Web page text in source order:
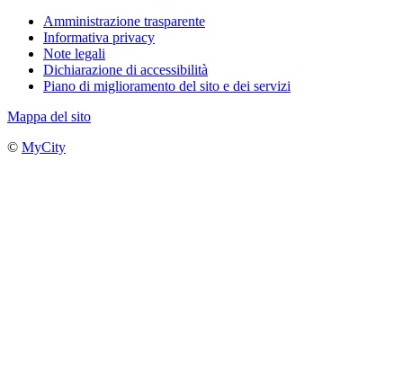
Amministrazione trasparente
Informativa privacy
Note legali
Dichiarazione di accessibilità
Piano di miglioramento del sito e dei servizi
Mappa del sito
© MyCity